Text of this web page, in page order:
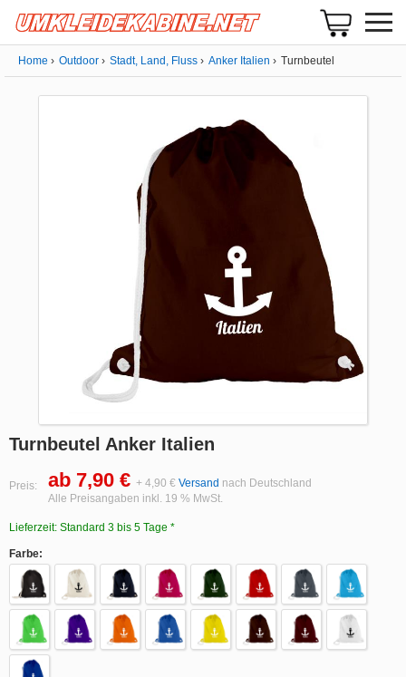
Home Outdoor Stadt, Land, Fluss Anker Italien Turnbeutel
Turnbeutel Anker Italien
Preis: ab 7,90 € + 4,90 € Versand nach Deutschland
Alle Preisangaben inkl. 19 % MwSt.
Lieferzeit: Standard 3 bis 5 Tage *
Farbe: